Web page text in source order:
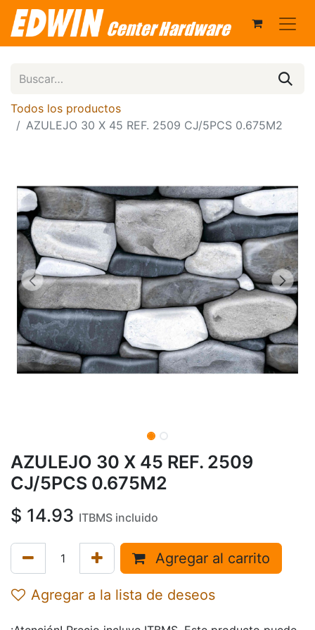
Todos los productos
AZULEJO 30 X 45 REF. 2509 CJ/5PCS 0.675M2
AZULEJO 30 X 45 REF. 2509
CJ/5PCS 0.675M2
$ 14.93 ITBMS incluido
Agregar al carrito
Agregar a la lista de deseos